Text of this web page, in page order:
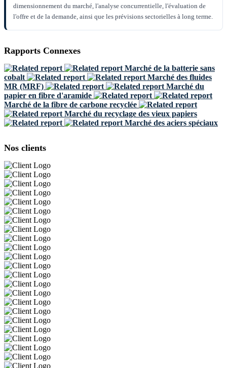
dimensionnement du marché, l'analyse concurrentielle, l'évaluation de
l'offre et de la demande, ainsi que les prévisions sectorielles à long terme.
Rapports Connexes
Marché de la batterie sans
cobalt
Marché des fluides
MR (MRF)
Marché du
papier en fibre d'aramide
Marché de la fibre de carbone recyclée
Marché du recyclage des vieux papiers
Marché des aciers spéciaux
Nos clients